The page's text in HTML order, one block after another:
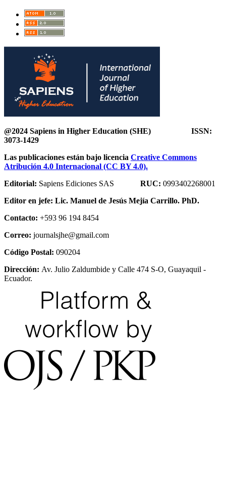
@2024 Sapiens in Higher Education (SHE) ISSN:
3073-1429
Las publicaciones están bajo licencia Creative Commons
Atribución 4.0 Internacional (CC BY 4.0).
Editorial: Sapiens Ediciones SAS RUC: 0993402268001
Editor en jefe: Lic. Manuel de Jesús Mejía Carrillo. PhD.
Contacto: +593 96 194 8454
Correo: journalsjhe@gmail.com
Código Postal: 090204
Dirección: Av. Julio Zaldumbide y Calle 474 S-O, Guayaquil -
Ecuador.